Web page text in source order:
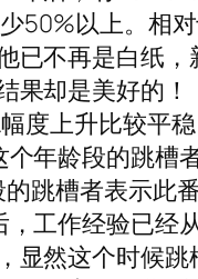
50%以上。相
已不再是白纸
果却是美好的！
度上升比较平
年龄段的跳槽
跳槽者表示此
工作经验已经
显然这个时候